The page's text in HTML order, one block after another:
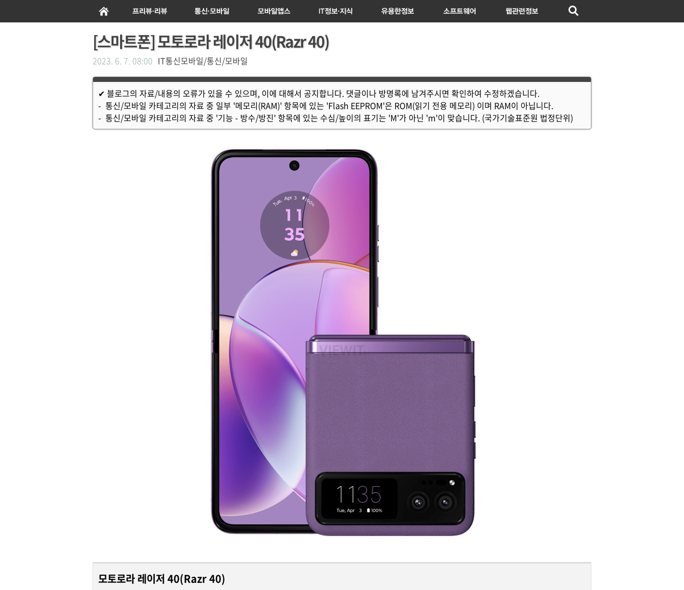
메인 프리뷰/리뷰 통신/모바일 모바일앱스 IT정보/지식 유용한정보/지식 소프트웨어 웹이야기
[스마트폰] 모토로라 레이저 40(Razr 40)
2023. 6. 7. 08:00 IT통신모바일/통신/모바일
✔ 블로그의 자료/내용의 오류가 있을 수 있으며, 이에 대해서 공지합니다. 댓글이나 방명록에 남겨주시면 확인하여 수정하겠습니다.
- 통신/모바일 카테고리의 자료 중 일부 '메모리(RAM)' 항목에 있는 'Flash EEPROM'은 ROM(읽기 전용 메모리) 이며 RAM이 아닙니다.
- 통신/모바일 카테고리의 자료 중 '기능 - 방수/방진' 항목에 있는 수심/높이의 표기는 'M'가 아닌 'm'이 맞습니다. (국가기술표준원 법정단위)
모토로라 레이저 40(Razr 40)